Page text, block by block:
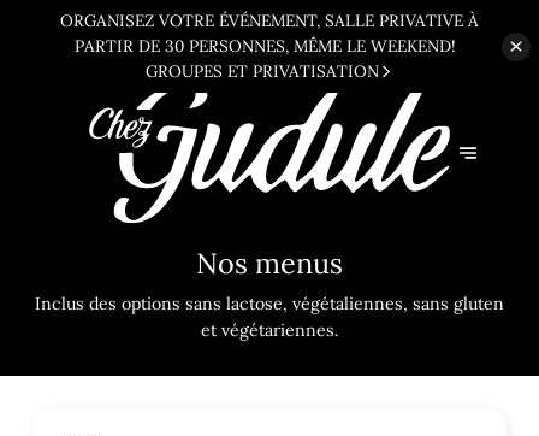
ORGANISEZ VOTRE ÉVÉNEMENT, SALLE PRIVATIVE À
PARTIR DE 30PERSONNES, MÊME LE WEEKEND!
GROUPES ET PRIVATISATION
Nos menus
Inclus des options sans lactose, végétaliennes, sans gluten
et végétariennes.